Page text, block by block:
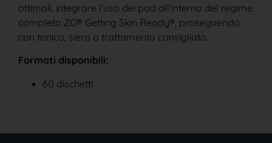
ottimali, integrare l’uso dei pad all’interno del regime
completo ZO® Getting Skin Ready®, proseguendo
con tonico, siero o trattamento consigliato.
Formati disponibili:
60 dischetti